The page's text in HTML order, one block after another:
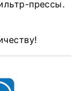
прессы.